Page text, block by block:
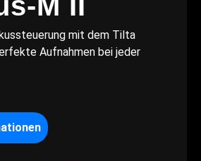
mit dem Tilta
Aufnahmen bei jeder